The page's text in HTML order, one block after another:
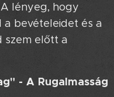
lényeg, hogy
a bevételeidet és a
szem előtt a
- A Rugalmasság